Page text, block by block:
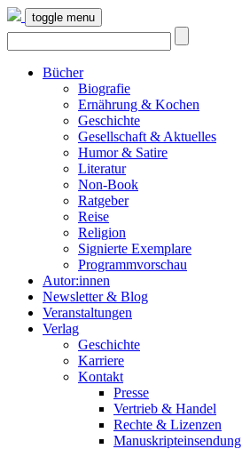
toggle menu
Bücher
Biografie
Ernährung & Kochen
Geschichte
Gesellschaft & Aktuelles
Humor & Satire
Literatur
Non-Book
Ratgeber
Reise
Religion
Signierte Exemplare
Programmvorschau
Autor:innen
Newsletter & Blog
Veranstaltungen
Verlag
Geschichte
Karriere
Kontakt
Presse
Vertrieb & Handel
Rechte & Lizenzen
Manuskripteinsendung